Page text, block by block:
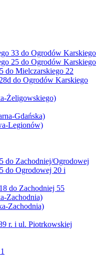
33 do Ogrodów Karskiego
25 do Ogrodów Karskiego
do Mielczarskiego 22
do Ogrodów Karskiego
Żeligowskiego)
Gdańska)
Legionów)
do Zachodniej/Ogrodowej
do Ogrodowej 20 i
do Zachodniej 55
Zachodnia)
Zachodnia)
r. i ul. Piotrkowskiej